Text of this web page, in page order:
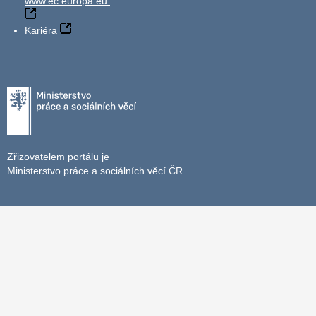
Kariéra
Zřizovatelem portálu je
Ministerstvo práce a sociálních věcí ČR